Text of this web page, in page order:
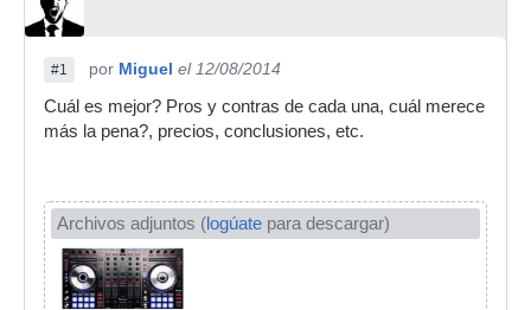
#1 por Miguel el 12/08/2014
Cuál es mejor? Pros y contras de cada una, cuál merece
más la pena?, precios, conclusiones, etc.
Archivos adjuntos (logúate para descargar)